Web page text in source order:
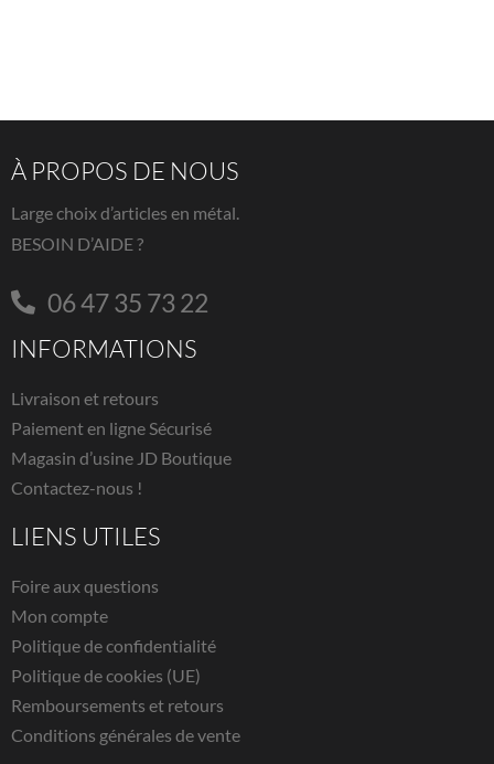
À PROPOS DE NOUS
Large choix d’articles en métal.
BESOIN D’AIDE ?
06 47 35 73 22
INFORMATIONS
Livraison et retours
Paiement en ligne Sécurisé
Magasin d’usine JD Boutique
Contactez-nous !
LIENS UTILES
Foire aux questions
Mon compte
Politique de confidentialité
Politique de cookies (UE)
Remboursements et retours
Conditions générales de vente